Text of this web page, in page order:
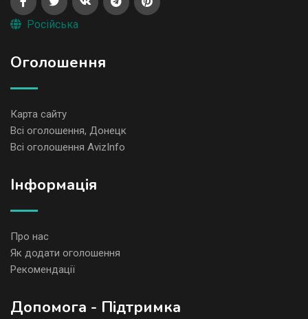
Російська
Оголошення
Карта сайту
Всі оголошення, Донецк
Всі оголошення AvizInfo
Iнформація
Про нас
Як додати оголошення
Рекомендації
Допомога - Підтримка